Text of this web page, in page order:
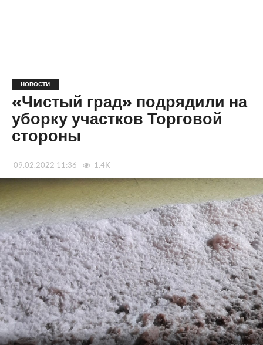
НОВОСТИ
«Чистый град» подрядили на
уборку участков Торговой
стороны
09.02.2022 11:36 1.4K